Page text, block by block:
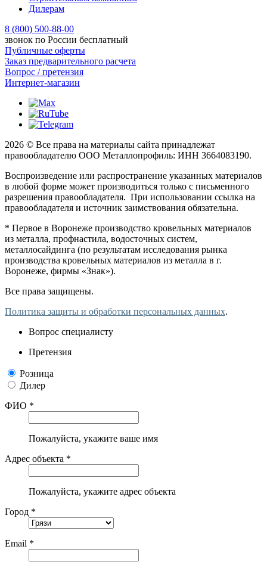
Дилерам
8 (800) 500-88-00
звонок по России бесплатный
Публичные оферты
Заказ предварительного расчета
Вопрос / претензия
Интернет-магазин
2026 © Все права на материалы сайта принадлежат
правообладателю ООО Металлопрофиль: ИНН 3664083190.
Воспроизведение или распространение указанных материалов
в любой форме может производиться только с письменного
разрешения правообладателя. При использовании ссылка на
правообладателя и источник заимствования обязательна.
* Первое в Воронеже производство кровельных материалов
из металла, профнастила, водосточных систем,
металлосайдинга (по результатам исследования рынка
производства кровельных материалов из металла в г.
Воронеже, фирмы «Знак»).
Все права защищены.
Политика защиты и обработки персональных данных.
Вопрос специалисту
Претензия
Розница
Дилер
ФИО *
Пожалуйста, укажите ваше имя
Адрес объекта *
Пожалуйста, укажите адрес объекта
Город *
Email *